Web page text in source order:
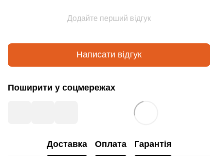
Додайте перший відгук
Написати відгук
Поширити у соцмережах
Доставка Оплата Гарантія